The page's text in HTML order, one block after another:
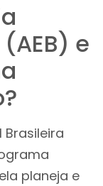
e
Brasileira
planeja e